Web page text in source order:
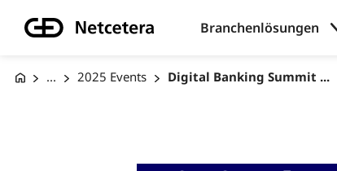
Branchenlösungen
... 2025 Events Digital Banking Summit ...